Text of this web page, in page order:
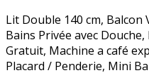
Lit Double 140 cm, Balcon
Bains Privée avec
Gratuit, Machine a café
Placard / Penderie, Mini